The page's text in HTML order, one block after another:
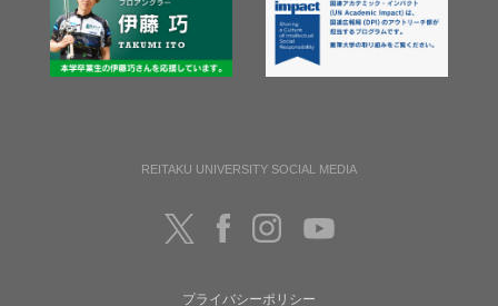
REITAKU UNIVERSITY SOCIAL MEDIA
プライバシーポリシー